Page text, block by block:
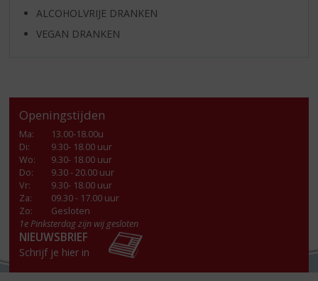
ALCOHOLVRIJE DRANKEN
VEGAN DRANKEN
Openingstijden
Ma:
13.00-18.00u
Di:
9.30- 18.00 uur
Wo:
9.30- 18.00 uur
Do:
9.30 - 20.00 uur
Vr:
9.30- 18.00 uur
Za:
09.30 - 17.00 uur
Zo:
Gesloten
1e Pinksterdag zijn wij gesloten
NIEUWSBRIEF
Schrijf je hier in